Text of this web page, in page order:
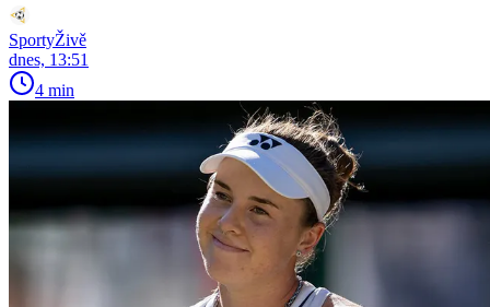
SportyŽivě
dnes, 13:51
4 min